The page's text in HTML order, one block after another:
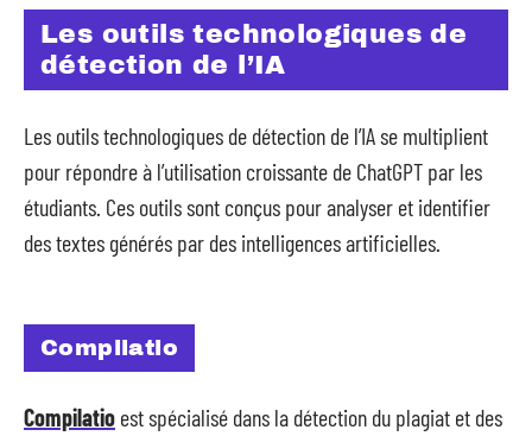
Les outils technologiques de
détection de l’IA
Les outils technologiques de détection de l’IA se multiplient
pour répondre à l’utilisation croissante de ChatGPT par les
étudiants. Ces outils sont conçus pour analyser et identifier
des textes générés par des intelligences artificielles.
Compilatio
Compilatio est spécialisé dans la détection du plagiat et des